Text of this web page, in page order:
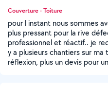
Couverture - Toiture
pour l instant nous sommes
plus pressant pour la rive
professionnel et réactif.. je
y a plusieurs chantiers sur
réflexion, plus un devis pour